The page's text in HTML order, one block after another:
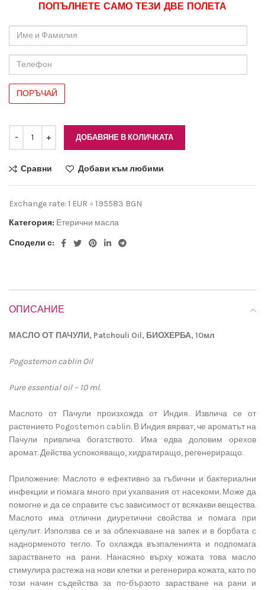
ПОПЪЛНЕТЕ САМО ТЕЗИ ДВЕ ПОЛЕТА
Име
и
Фамилия
Телефон
ДОБАВЯНЕ В КОЛИЧКАТА
Сравни Добави към любими
Exchange rate: 1 EUR = 1.95583 BGN
Категория: Етерични масла
Сподели с:
ОПИСАНИЕ
МАСЛО ОТ ПАЧУЛИ, Patchouli Oil, БИОХЕРБА, 10мл
Pogostemon cablin Oil
Pure essential oil – 10 ml.
Маслото от Пачули произхожда от Индия. Извлича се от
растението Pogostemon cablin. В Индия вярват, че ароматът на
Пачули привлича богатството. Има едва доловим орехов
аромат. Действа успокояващо, хидратиращо, регенериращо.
Приложение: Маслото е ефективно за гъбични и бактериални
инфекции и помага много при ухапвания от насекоми. Може да
помогне и да се справите със зависимост от всякакви вещества.
Маслото има отлични диуретични свойства и помага при
целулит. Използва се и за облекчаване на запек и в борбата с
наднорменото тегло. То охлажда възпаленията и подпомага
зарастването на рани. Нанасяно върху кожата това масло
стимулира растежа на нови клетки и регенерира кожата, като по
този начин съдейства за по-бързото зарастване на рани и